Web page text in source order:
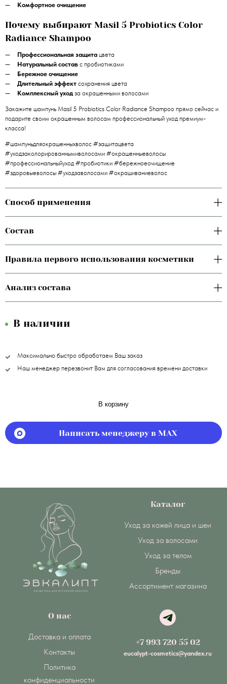
Комфортное очищение
Почему выбирают Masil 5 Probiotics Color
Radiance Shampoo
Профессиональная защита цвета
Натуральный состав с пробиотиками
Бережное очищение
Длительный эффект сохранения цвета
Комплексный уход за окрашенными волосами
Закажите шампунь Masil 5 Probiotics Color Radiance Shampoo прямо сейчас и
подарите своим окрашенным волосам профессиональный уход премиум-
класса!
#шампуньдляокрашенныхволос #защитацвета
#уходзаколорированнымиволосами #окрашенныеволосы
#профессиональныйуход #пробиотики #бережноеочищение
#здоровыеволосы #уходзаволосами #окрашиваниеволос
Способ применения
Состав
Правила первого использования косметики
Анализ состава
В наличии
Максимально быстро обработаем Ваш заказ
Наш менеджер перезвонит Вам для согласования времени доставки
В корзину
Написать менеджеру в MAX
Каталог
Уход за кожей лица и шеи
Уход за волосами
Уход за телом
Бренды
Ассортимент магазина
О нас
Доставка и оплата
Контакты
Политика
конфиденциальности
+7 993 720 55 02
eucalypt-cosmetics@yandex.ru